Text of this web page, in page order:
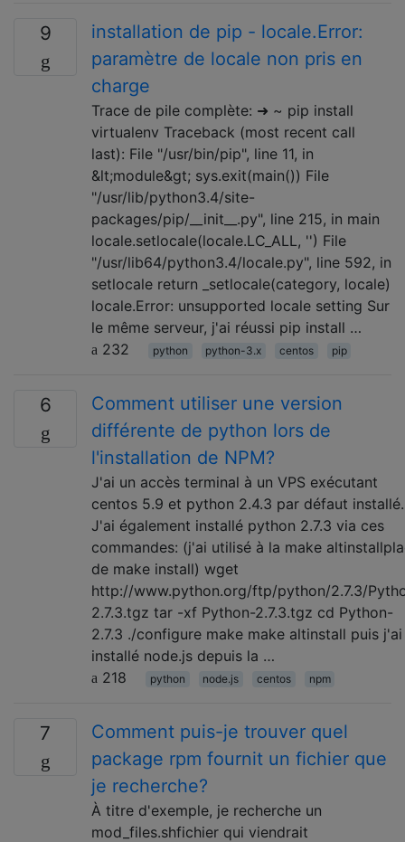
9
installation de pip - locale.Error:
paramètre de locale non pris en
charge
Trace de pile complète: ➜ ~ pip install
virtualenv Traceback (most recent call
last): File "/usr/bin/pip", line 11, in
&lt;module&gt; sys.exit(main()) File
"/usr/lib/python3.4/site-
packages/pip/__init__.py", line 215, in main
locale.setlocale(locale.LC_ALL, '') File
"/usr/lib64/python3.4/locale.py", line 592, in
setlocale return _setlocale(category, locale)
locale.Error: unsupported locale setting Sur
le même serveur, j'ai réussi pip install …
232
python python-3.x centos pip
6
Comment utiliser une version
différente de python lors de
l'installation de NPM?
J'ai un accès terminal à un VPS exécutant
centos 5.9 et python 2.4.3 par défaut installé.
J'ai également installé python 2.7.3 via ces
commandes: (j'ai utilisé à la make
de make install) wget
http://www.python.org/ftp/python/2.7.3/
2.7.3.tgz tar -xf Python-2.7.3.tgz cd Python-
2.7.3 ./configure make make altinstall puis j'ai
installé node.js depuis la …
218
python node.js centos npm
7
Comment puis-je trouver quel
package rpm fournit un fichier que
je recherche?
À titre d'exemple, je recherche un
mod_files.shfichier qui viendrait